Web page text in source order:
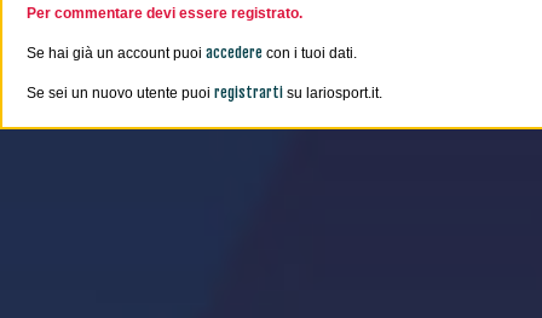
Per commentare devi essere registrato.
Se hai già un account puoi accedere con i tuoi dati.
Se sei un nuovo utente puoi registrarti su lariosport.it.